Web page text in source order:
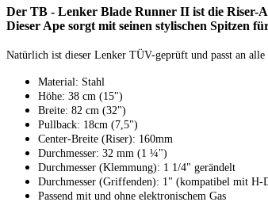
Der TB - Lenker Blade Runner II ist die Riser-
Dieser Ape sorgt mit seinen stylischen Spitzen
Natürlich ist dieser Lenker TÜV-geprüft und passt an
Material: Stahl
Höhe: 38 cm (15")
Breite: 82 cm (32")
Pullback: 18cm (7,5")
Center-Breite (Riser): 160mm
Durchmesser: 32 mm (1 ¼")
Durchmesser (Klemmung): 1 1/4" gerändelt
Durchmesser (Griffenden): 1" (kompatibel mit
Passend mit und ohne elektronischem Gas